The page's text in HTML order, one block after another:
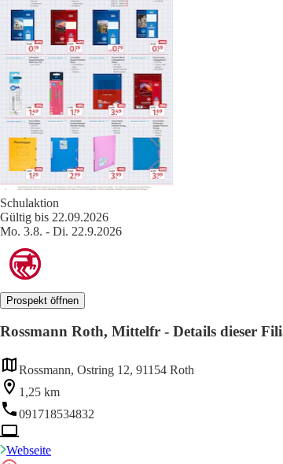
Schulaktion
Gültig bis 22.09.2026
Mo. 3.8. - Di. 22.9.2026
Prospekt öffnen
Rossmann Roth, Mittelfr - Details dieser
Rossmann, Ostring 12, 91154 Roth
1,25 km
091718534832
Webseite